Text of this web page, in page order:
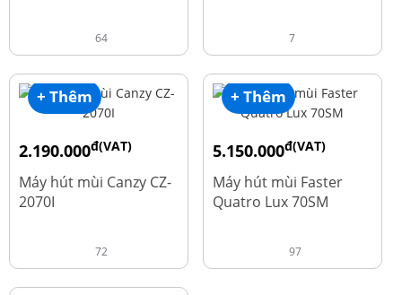
64 7
+ Thêm
2.190.000đ(VAT)
4.450.000
Máy hút mùi Canzy CZ-
2070I
72
+ Thêm
5.150.000đ(VAT)
9.700.000
Máy hút mùi Faster
Quatro Lux 70SM
97